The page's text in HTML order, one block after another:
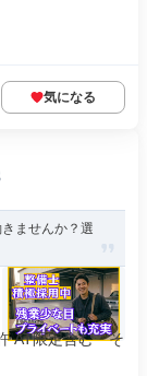
気になる
ませんか？選
AT限定含む そ